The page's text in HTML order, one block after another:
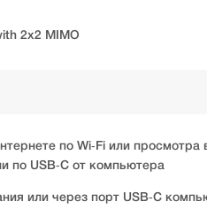
2x2 MIMO
по Wi‑Fi или просмотра
по USB‑C от компьютера
или через порт USB‑C